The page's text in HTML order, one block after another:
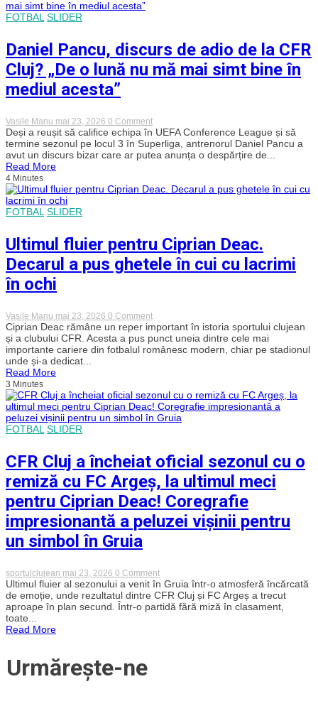
un
duel
al
a
sezonului
FOTBAL SLIDER
Daniel Pancu, discurs de adio de la CFR
Cluj? „De o lună nu mă mai simt bine în
mediul acesta”
Vasile Manu mai 23, 2026 0 Commenton
Daniel
Pancu,
discurs
de
la
lună
nu
mă
mai
acesta”
Deși a reușit să califice echipa în UEFA Conference League și să
termine sezonul pe locul 3 în Superliga, antrenorul Daniel Pancu a
avut un discurs bizar care ar putea anunța o despărțire de...
Read More
4 Minutes
FOTBAL SLIDER
Ultimul fluier pentru Ciprian Deac.
Decarul a pus ghetele în cui cu lacrimi
în ochi
Vasile Manu mai 23, 2026 0 Commenton
Ultimul
fluier
pentru
Ciprian
pus
ghetele
în
cui
ochi
Ciprian Deac rămâne un reper important în istoria sportului clujean
și a clubului CFR. Acesta a pus punct uneia dintre cele mai
importante cariere din fotbalul românesc modern, chiar pe stadionul
unde și-a dedicat...
Read More
3 Minutes
FOTBAL SLIDER
CFR Cluj a încheiat oficial sezonul cu o
remiză cu FC Argeș, la ultimul meci
pentru Ciprian Deac! Coregrafie
impresionantă a peluzei vișinii pentru
un simbol în Gruia
sportulclujean mai 23, 2026 0 Commenton
CFR
Cluj
a
încheiat
Ultimul fluier al sezonului a venit în Gruia într-o atmosferă încărcată
de emoție, unde rezultatul dintre CFR Cluj și FC Argeș a trecut
aproape în plan secund. Într-o partidă fără miză în clasament,
toate...
Read More
Urmărește-ne